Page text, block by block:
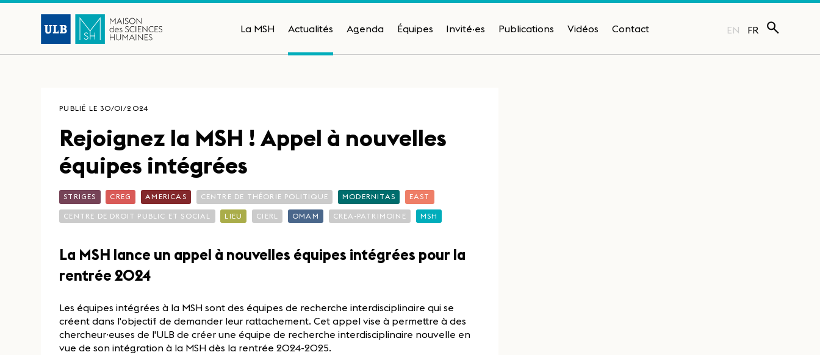
La MSH Actualités Agenda Équipes Invité·es Publications Vidéos Contact EN FR
PUBLIÉ LE 30/01/2024
Rejoignez la MSH ! Appel à nouvelles
équipes intégrées
STRIGES CREG AMERICAS CENTRE DE THÉORIE POLITIQUE MODERNITAS EAST
CENTRE DE DROIT PUBLIC ET SOCIAL LIEU CIERL OMAM CREA-PATRIMOINE MSH
La MSH lance un appel à nouvelles équipes intégrées pour la
rentrée 2024
Les équipes intégrées à la MSH sont des équipes de recherche interdisciplinaire qui se
créent dans l'objectif de demander leur rattachement. Cet appel vise à permettre à des
chercheur∙euses de l'ULB de créer une équipe de recherche interdisciplinaire nouvelle en
vue de son intégration à la MSH dès la rentrée 2024-2025.